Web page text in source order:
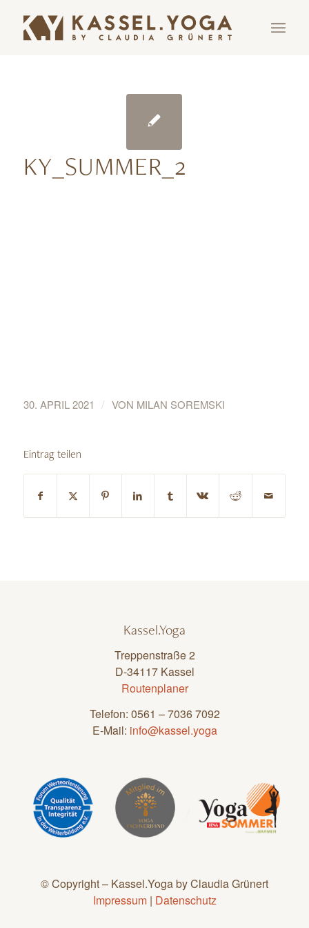
KY_SUMMER_2
30. APRIL 2021 / VON MILAN SOREMSKI
Eintrag teilen
Kassel.Yoga
Treppenstraße 2
D-34117 Kassel
Routenplaner
Telefon: 0561 – 7036 7092
E-Mail: info@kassel.yoga
© Copyright – Kassel.Yoga by Claudia Grünert
Impressum| Datenschutz